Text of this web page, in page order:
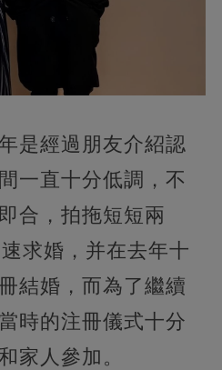
是經過朋友介紹認
一直十分低調，不
合，拍拖短短兩
求婚，并在去年十
結婚，而為了繼續
時的注冊儀式十分
家人參加。